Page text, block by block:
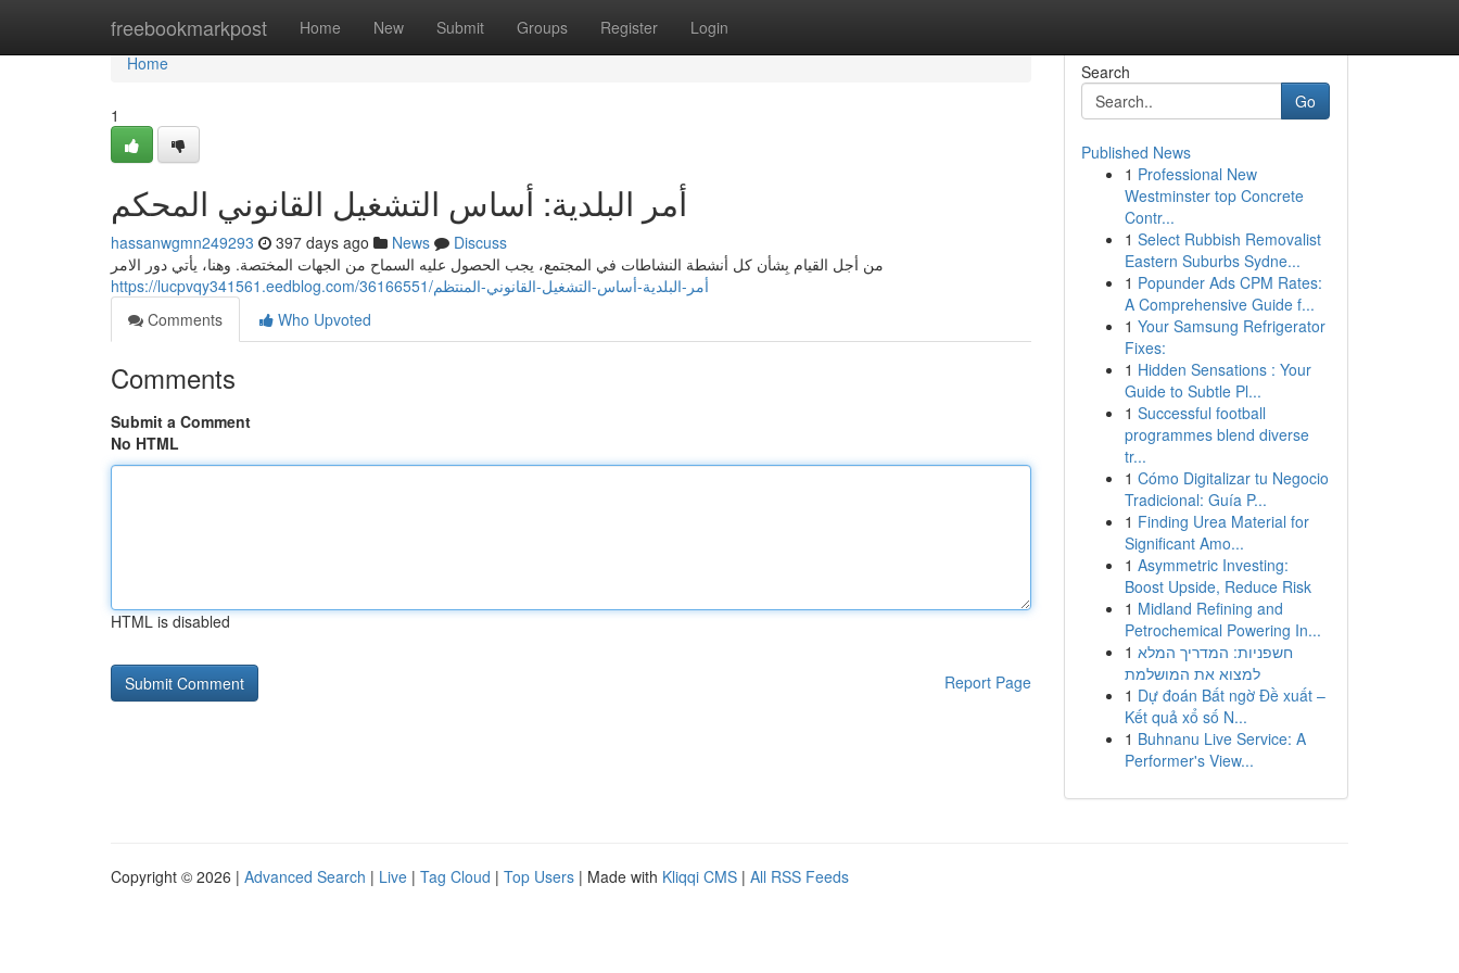
freebookmarkpost Home New Submit Groups Register Login
Home
Home
1
أمر البلدية: أساس التشغيل القانوني المحكم
hassanwgmn249293 397 days ago News
Discuss
من أجل القيام بِشأن كل أنشطة النشاطات في المجتمع، يجب الحصول عليه السماح من الجهات المختصة. وهنا، يأتي دور الامر
https://lucpvqy341561.eedblog.com/36166551/أمر-البلدية-أساس-التشغيل-القانوني-المنتظم
Comments
Who Upvoted
Comments
Submit a Comment
No HTML
HTML is disabled
Report Page
Search
Go
Published News
1 Professional New
Westminster top Concrete
Contr...
1 Select Rubbish Removalist
Eastern Suburbs Sydne...
1 Popunder Ads CPM Rates:
A Comprehensive Guide f...
1 Your Samsung Refrigerator
Fixes:
1 Hidden Sensations : Your
Guide to Subtle Pl...
1 Successful football
programmes blend diverse
tr...
1 Cómo Digitalizar tu Negocio
Tradicional: Guía P...
1 Finding Urea Material for
Significant Amo...
1 Asymmetric Investing:
Boost Upside, Reduce Risk
1 Midland Refining and
Petrochemical Powering In...
1 חשפניות: המדריך המלא
למצוא את המושלמת
1 Dự đoán Bất ngờ Đề xuất –
Kết quả xổ số N...
1 Buhnanu Live Service: A
Performer's View...
Copyright © 2026 | Advanced Search | Live | Tag Cloud | Top Users | Made with Kliqqi CMS | All RSS Feeds